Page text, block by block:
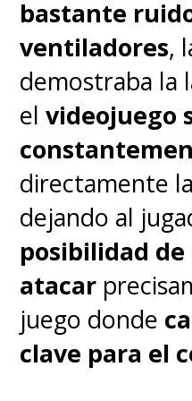
bastante
ventiladores,
demostraba la
elvideojuego
directamente
dejando al
posibilidad
atacar
juego donde
clave para el